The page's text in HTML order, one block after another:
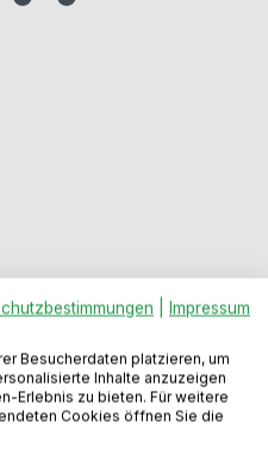
Impressum
Besucherdaten platzieren, um
Inhalte anzuzeigen
Erlebnis zu bieten. Für weitere
Cookies öffnen Sie die